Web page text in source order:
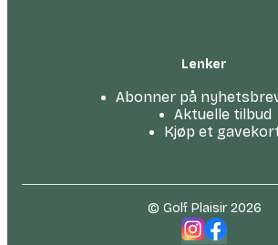
Lenker
Abonner på
Aktuelle tilbud
Kjøp et
© Golf Plaisir 2026